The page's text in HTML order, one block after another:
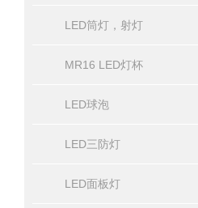
LED筒灯，射灯
MR16 LED灯杯
LED球泡
LED三防灯
LED面板灯